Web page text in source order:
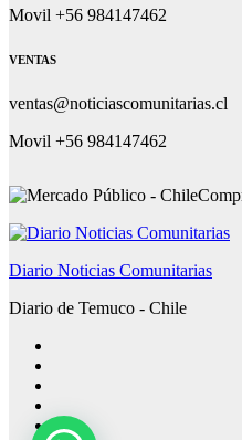
Movil +56 984147462
VENTAS
ventas@noticiascomunitarias.cl
Movil +56 984147462
Diario Noticias Comunitarias
Diario de Temuco - Chile